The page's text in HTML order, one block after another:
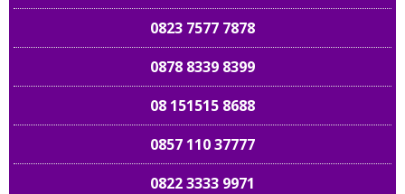
0823 7577 7878
0878 8339 8399
08 151515 8688
0857 110 37777
0822 3333 9971